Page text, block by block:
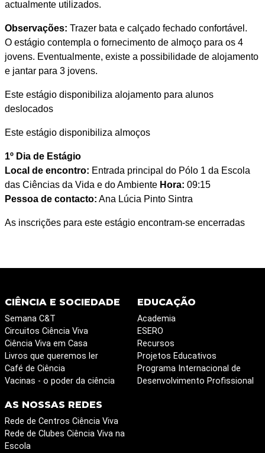
actualmente utilizados.
Observações: Trazer bata e calçado fechado confortável.
O estágio contempla o fornecimento de almoço para os 4
jovens. Eventualmente, existe a possibilidade de alojamento
e jantar para 3 jovens.
Este estágio disponibiliza alojamento para alunos
deslocados
Este estágio disponibiliza almoços
1º Dia de Estágio
Local de encontro: Entrada principal do Pólo 1 da Escola
das Ciências da Vida e do Ambiente Hora: 09:15
Pessoa de contacto: Ana Lúcia Pinto Sintra
As inscrições para este estágio encontram-se encerradas
CIÊNCIA E SOCIEDADE
Semana C&T
Circuitos Ciência Viva
Ciência Viva em Casa
Livros que queremos ler
Café de Ciência
Vacinas - o poder da ciência
EDUCAÇÃO
Academia
ESERO
Recursos
Projetos Educativos
Programa Internacional de
Desenvolvimento Profissional
AS NOSSAS REDES
Rede de Centros Ciência Viva
Rede de Clubes Ciência Viva na
Escola